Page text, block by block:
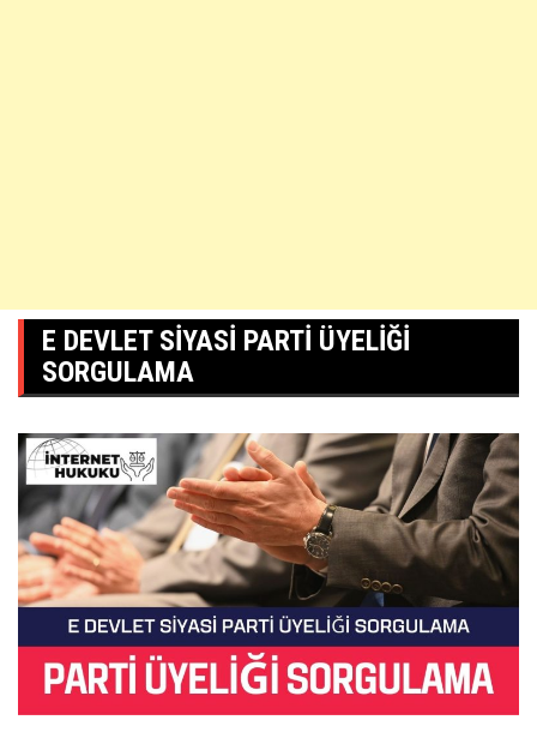
E DEVLET SIYASI PARTI ÜYELIĞI
SORGULAMA